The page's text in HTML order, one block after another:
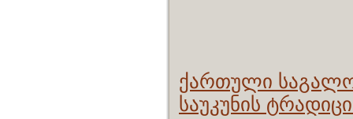
ქართული
საუკუნის